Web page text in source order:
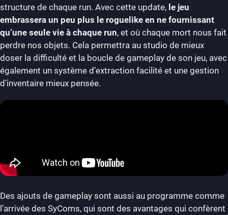
structure de chaque run. Avec cette update, le jeu
embrassera un peu plus le roguelike en ne fournissant
qu’une seule vie à chaque run, et où chaque mort nous fait
perdre nos objets. Cela permettra au studio de mieux
doser la difficulté et la boucle de gameplay de son jeu, avec
également un système d’extraction facilité et une gestion
d’inventaire mieux pensée.
Des ajouts de gameplay sont aussi au programme comme
l’arrivée des SyComs, qui sont des avantages qui confèrent